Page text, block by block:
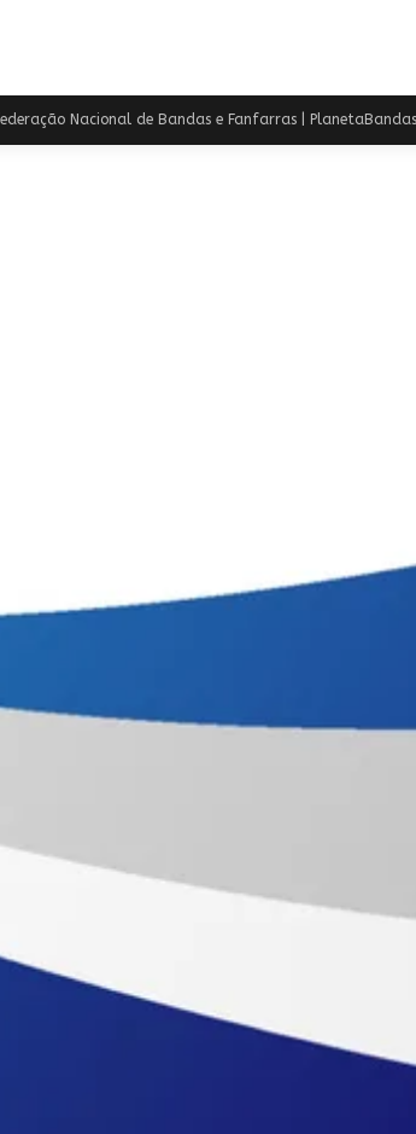
–
Nacional
2024
Nacional de Bandas e Fanfarras |